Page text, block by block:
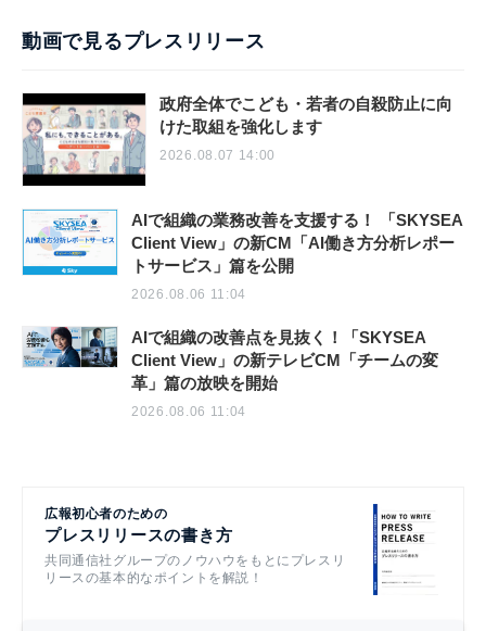
動画で見るプレスリリース
政府全体でこども・若者の自殺防止に向
けた取組を強化します
2026.08.07 14:00
AIで組織の業務改善を支援する！ 「SKYSEA
Client View」の新CM「AI働き方分析レポー
トサービス」篇を公開
2026.08.06 11:04
AIで組織の改善点を見抜く！「SKYSEA
Client View」の新テレビCM「チームの変
革」篇の放映を開始
2026.08.06 11:04
広報初心者のための
プレスリリースの書き方
共同通信社グループのノウハウをもとにプレスリ
リースの基本的なポイントを解説！